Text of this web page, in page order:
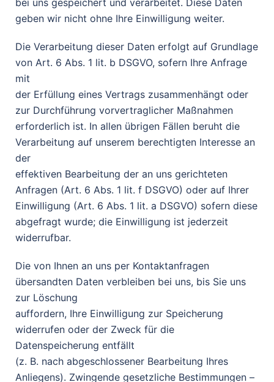
bei uns gespeichert und verarbeitet. Diese Daten
geben wir nicht ohne Ihre Einwilligung weiter.
Die Verarbeitung dieser Daten erfolgt auf Grundlage
von Art. 6 Abs. 1 lit. b DSGVO, sofern Ihre Anfrage
mit
der Erfüllung eines Vertrags zusammenhängt oder
zur Durchführung vorvertraglicher Maßnahmen
erforderlich ist. In allen übrigen Fällen beruht die
Verarbeitung auf unserem berechtigten Interesse an
der
effektiven Bearbeitung der an uns gerichteten
Anfragen (Art. 6 Abs. 1 lit. f DSGVO) oder auf Ihrer
Einwilligung (Art. 6 Abs. 1 lit. a DSGVO) sofern diese
abgefragt wurde; die Einwilligung ist jederzeit
widerrufbar.
Die von Ihnen an uns per Kontaktanfragen
übersandten Daten verbleiben bei uns, bis Sie uns
zur Löschung
auffordern, Ihre Einwilligung zur Speicherung
widerrufen oder der Zweck für die
Datenspeicherung entfällt
(z. B. nach abgeschlossener Bearbeitung Ihres
Anliegens). Zwingende gesetzliche Bestimmungen –